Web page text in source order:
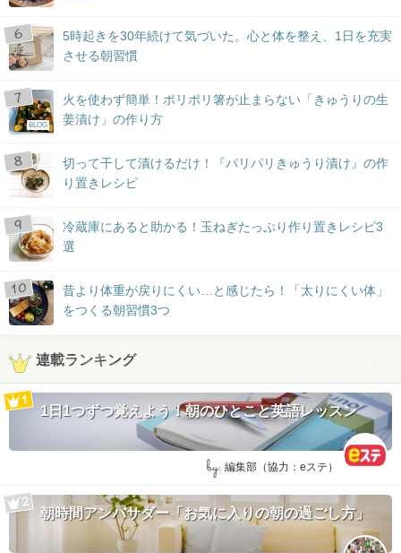
5時起きを30年続けて気づいた。心と体を整え、1日を充実
させる朝習慣
BLOG
火を使わず簡単！ポリポリ箸が止まらない「きゅうりの生
姜漬け」の作り方
切って干して漬けるだけ！『パリパリきゅうり漬け』の作
り置きレシピ
冷蔵庫にあると助かる！玉ねぎたっぷり作り置きレシピ3
選
昔より体重が戻りにくい…と感じたら！「太りにくい体」
をつくる朝習慣3つ
連載ランキング
1日1つずつ覚えよう！朝のひとこと英語レッスン
by: 編集部（協力：eステ）
朝時間アンバサダー「お気に入りの朝の過ごし方」